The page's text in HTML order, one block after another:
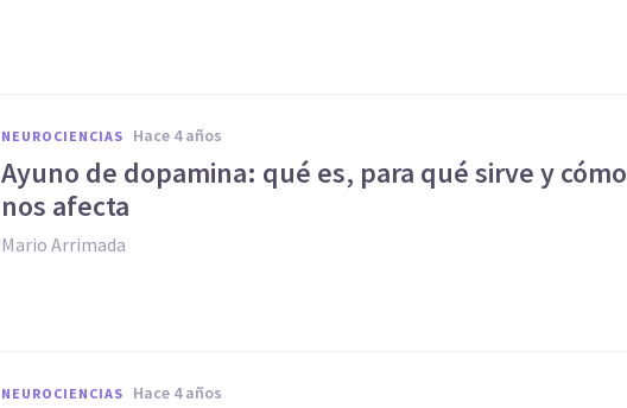
NEUROCIENCIAS hace 4 años
Ayuno de dopamina: qué es, para qué sirve y cómo
nos afecta
Mario Arrimada
NEUROCIENCIAS hace 4 años